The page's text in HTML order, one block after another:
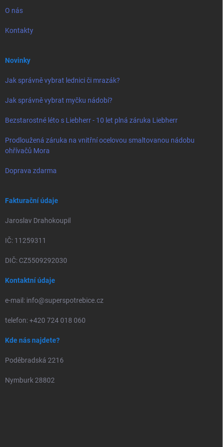
O nás
Kontakty
Novinky
Jak správně vybrat lednici či mrazák?
Jak správně vybrat myčku nádobí?
Bezstarostné léto s Liebherr - 10 let plná záruka Liebherr
Prodloužená záruka na vnitřní ocelovou smaltovanou nádobu
ohřívačů Mora
Doprava zdarma
Fakturační údaje
Jaroslav Drahokoupil
IČ: 11259311
DIČ: CZ5509292030
Kontaktní údaje
e-mail: info@superspotrebice.cz
telefon: +420 724 018 060
Kde nás najdete?
Poděbradská 2216
Nymburk 28802